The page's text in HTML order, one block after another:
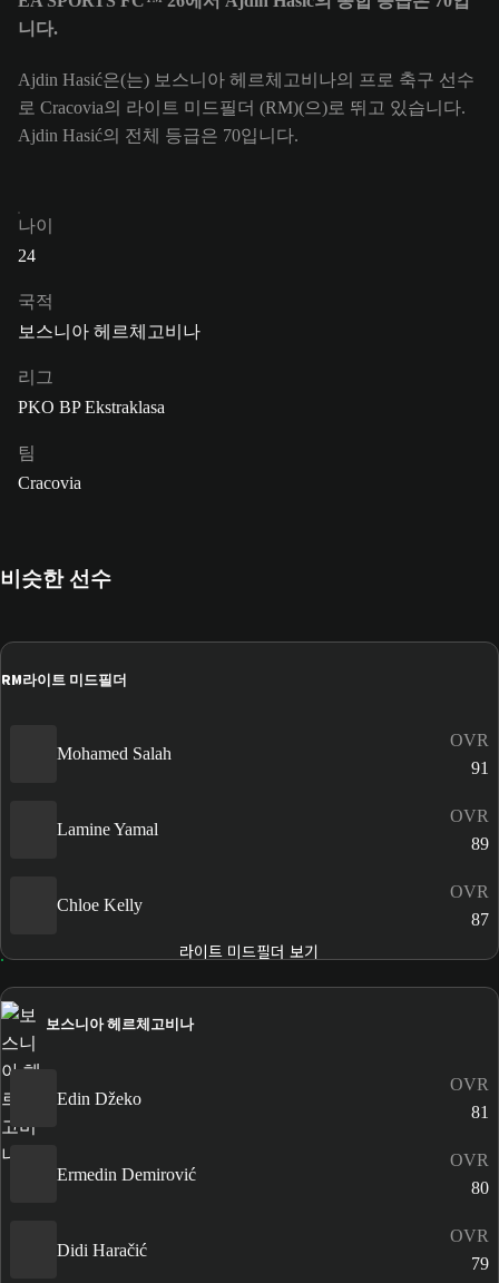
니다.
Ajdin Hasić은(는) 보스니아 헤르체고비나의 프로 축구 선수
로 Cracovia의 라이트 미드필더 (RM)(으)로 뛰고 있습니다.
Ajdin Hasić의 전체 등급은 70입니다.
나이
24
국적
보스니아 헤르체고비나
리그
PKO BP Ekstraklasa
팀
Cracovia
비슷한 선수
RM라이트 미드필더
Mohamed Salah
OVR
91
Lamine Yamal
OVR
89
Chloe Kelly
OVR
87
라이트 미드필더 보기
보스니아 헤르체고비나
Edin Džeko
OVR
81
Ermedin Demirović
OVR
80
Didi Haračić
OVR
79